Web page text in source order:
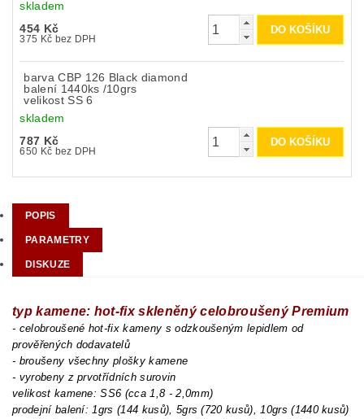
skladem
454 Kč
375 Kč bez DPH
barva CBP 126 Black diamond
balení 1440ks /10grs
velikost SS 6
skladem
787 Kč
650 Kč bez DPH
POPIS
PARAMETRY
DISKUZE
typ kamene: hot-fix skleněný celobroušený Premium
- celobroušené hot-fix kameny s odzkoušeným lepidlem od
prověřených dodavatelů
- broušeny všechny plošky kamene
- vyrobeny z prvotřídních surovin
velikost kamene: SS6 (cca 1,8 - 2,0mm)
prodejní balení: 1grs (144 kusů), 5grs (720 kusů), 10grs (1440 kusů)